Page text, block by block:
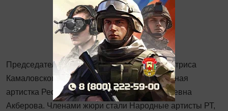
Председателем экспертного совета стала актриса
Камаловского театра, Заслуженная и Народная
артистка Республики Татарстан Фирая Бариевна
Акберова. Членами жюри стали Народные артисты РТ,